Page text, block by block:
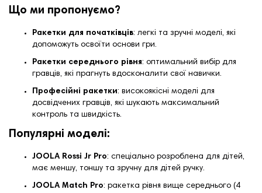
Що ми пропонуємо?
Ракетки для початківців: легкі та зручні моделі, які
допоможуть освоїти основи гри.
Ракетки середнього рівня: оптимальний вибір для
гравців, які прагнуть вдосконалити свої навички.
Професійні ракетки: високоякісні моделі для
досвідчених гравців, які шукають максимальний
контроль та швидкість.
Популярні моделі:
JOOLA Rossi Jr Pro: спеціально розроблена для дітей,
має меншу, тоншу та зручну для дітей ручку.
JOOLA Match Pro: ракетка рівня вище середнього (4